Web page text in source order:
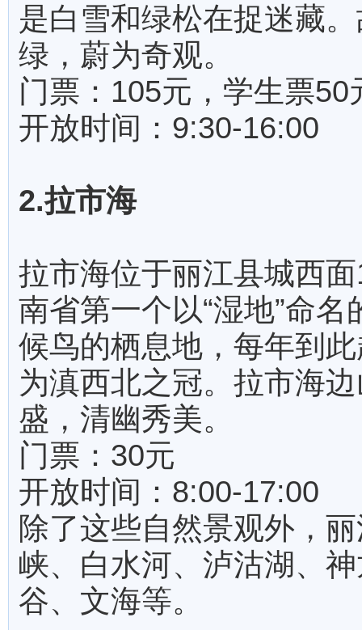
是白雪和绿松在捉迷藏
绿，蔚为奇观。
门票：105元，学生票50
开放时间：9:30-16:00
2.拉市海
拉市海位于丽江县城西
南省第一个以“湿地”命
候鸟的栖息地，每年到
为滇西北之冠。拉市海
盛，清幽秀美。
门票：30元
开放时间：8:00-17:00
除了这些自然景观外，
峡、白水河、泸沽湖、
谷、文海等。